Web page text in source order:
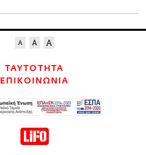
ΤΑΥΤΟΤΗΤΑ
ΕΠΙΚΟΙΝΩΝΙΑ